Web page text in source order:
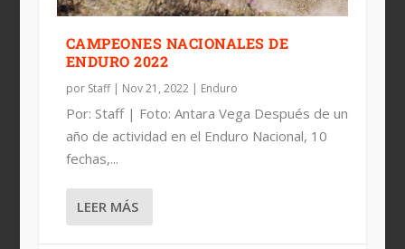
CAMPEONES NACIONALES DE
ENDURO 2022
por Staff| Nov 21, 2022| Enduro
Por: Staff | Foto: Antara Vega Después de un
año de actividad en el Enduro Nacional, 10
fechas,...
LEER MÁS